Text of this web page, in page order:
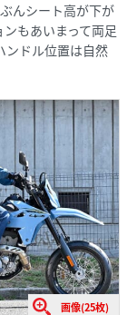
んシート高が下が
もあいまって両足
ンドル位置は自然
画像(25枚)